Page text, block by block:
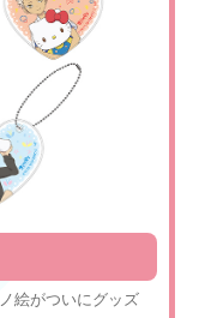
絵がついにグッズ